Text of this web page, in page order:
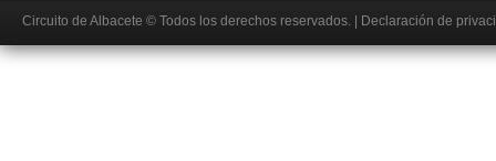
Circuito de Albacete © Todos los derechos reservados. Declaración de